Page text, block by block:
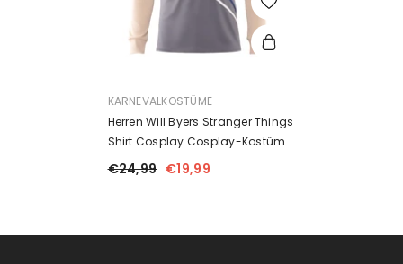
ANBIETER:
KARNEVALKOSTÜME
Herren Will Byers Stranger Things
Shirt Cosplay Cosplay-Kostüm
Halloween Karnevalsparty Anzug
€24,99 €19,99